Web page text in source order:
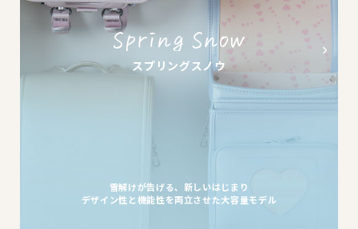
スプリングスノウ
雪解けが告げる、新しいはじまり
デザイン性と機能性を両立させた大容量モデル